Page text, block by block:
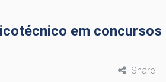
em concursos
Share